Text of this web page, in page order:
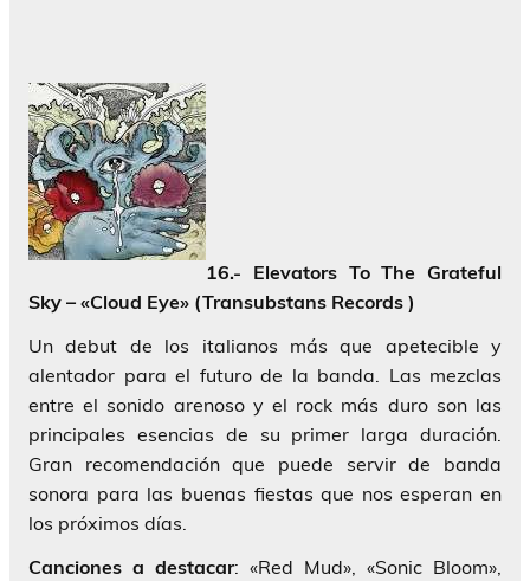
16.- Elevators To The Grateful
Sky – «Cloud Eye» (Transubstans Records )
Un debut de los italianos más que apetecible y
alentador para el futuro de la banda. Las mezclas
entre el sonido arenoso y el rock más duro son las
principales esencias de su primer larga duración.
Gran recomendación que puede servir de banda
sonora para las buenas fiestas que nos esperan en
los próximos días.
Canciones a destacar: «Red Mud», «Sonic Bloom»,